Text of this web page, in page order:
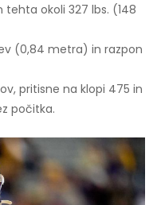
okoli 327 lbs. (148
(0,84 metra) in razpon
pritisne na klopi 475 in
počitka.